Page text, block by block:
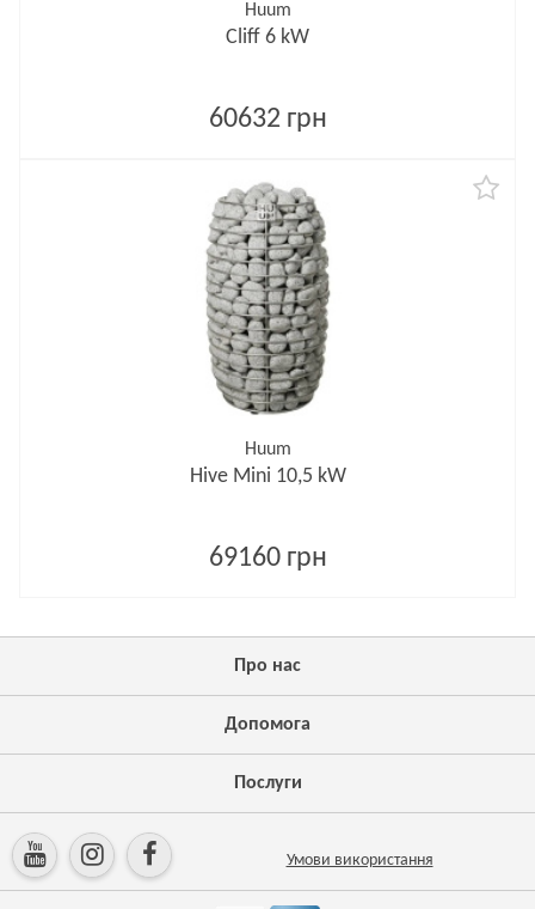
Huum
Cliff 6 kW
60632 грн
Huum
Hive Mini 10,5 kW
69160 грн
Про нас
Допомога
Послуги
Умови використання